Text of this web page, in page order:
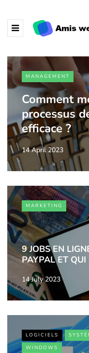
MANAGEMENT
Comment
processus
efficace ?
14 April 2023
MARKETING
9 JOBS EN
PAYPAL ET
14 July 2023
LOGICIELS
WINDOWS